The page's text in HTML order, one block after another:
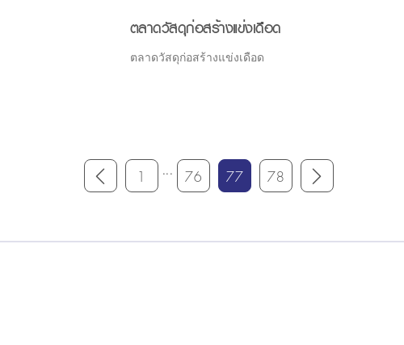
ตลาดวัสดุก่อสร้างแข่งเดือด
ตลาดวัสดุก่อสร้างแข่งเดือด
1 ... 76 77 78